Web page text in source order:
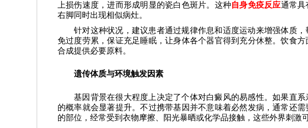
上损伤速度，进而形成明显的瓷白色斑片。这种自身免疫反应通常具
右脚同时出现相似病灶。
针对这种状况，建议患者通过规律作息和适度运动来增强体质
免过度劳累，保证充足睡眠，让身体各个器官得到充分休整。饮食
合成提供必要原料。
遗传体质与环境触发因素
基因背景在很大程度上决定了个体对白癜风的易感性。如果直
的概率就会显著提升。不过携带基因并不意味着必然发病，通常还
的部位，经常受到衣物摩擦、阳光暴晒或化学品接触，这些外界刺激